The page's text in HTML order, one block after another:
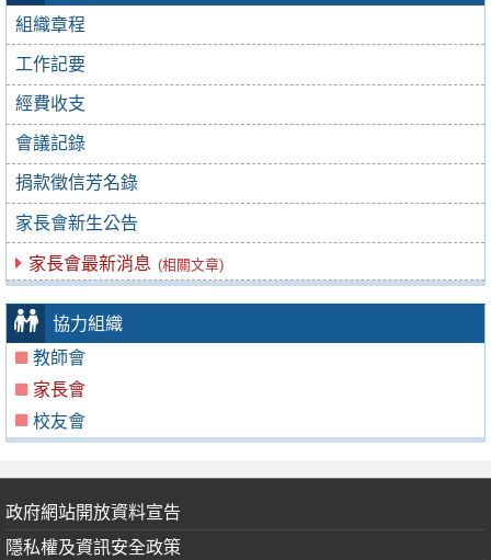
組織章程
工作記要
經費收支
會議記錄
捐款徵信芳名錄
家長會新生公告
家長會最新消息 (相關文章)
協力組織
教師會
家長會
校友會
政府網站開放資料宣告
隱私權及資訊安全政策